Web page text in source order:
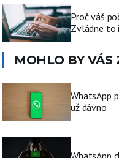
Proč váš
Zvládne to
MOHLO BY VÁS
WhatsApp
už dávno
WhatsApp